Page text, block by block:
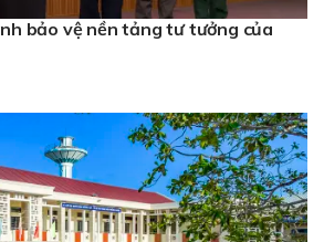
bảo vệ nền tảng tư tưởng của